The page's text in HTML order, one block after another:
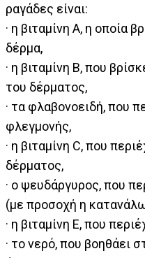
ραγάδες είναι:
· η βιταμίνη Α, η οποία
δέρμα,
· η βιταμίνη Β, που
του δέρματος,
· τα φλαβονοειδή, που
φλεγμονής,
· η βιταμίνη C, που
δέρματος,
· ο ψευδάργυρος, που
(με προσοχή η
· η βιταμίνη Ε, που
· το νερό, που βοηθάει